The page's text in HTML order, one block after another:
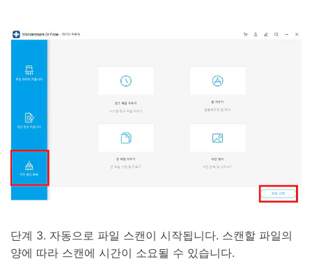
단계 3. 자동으로 파일 스캔이 시작됩니다. 스캔할 파일의
양에 따라 스캔에 시간이 소요될 수 있습니다.